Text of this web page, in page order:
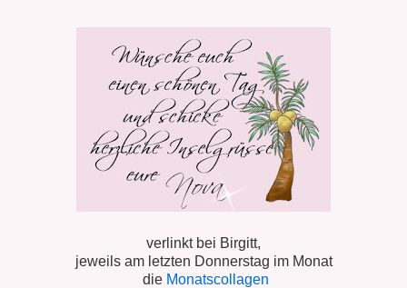
verlinkt bei Birgitt,
jeweils am letzten Donnerstag im Monat
die Monatscollagen